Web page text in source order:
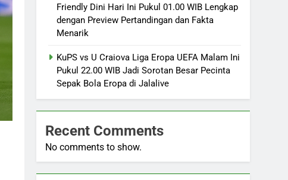
Friendly Dini Hari Ini Pukul 01.00 WIB Lengkap
dengan Preview Pertandingan dan Fakta
Menarik
KuPS vs U Craiova Liga Eropa UEFA Malam Ini
Pukul 22.00 WIB Jadi Sorotan Besar Pecinta
Sepak Bola Eropa di Jalalive
Recent Comments
No comments to show.